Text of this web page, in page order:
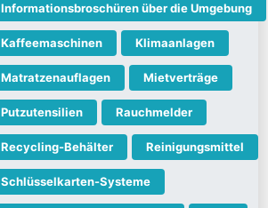
Informationsbroschüren über die Umgebung
Kaffeemaschinen Klimaanlagen
Matratzenauflagen Mietverträge
Putzutensilien Rauchmelder
Recycling-Behälter Reinigungsmittel
Schlüsselkarten-Systeme